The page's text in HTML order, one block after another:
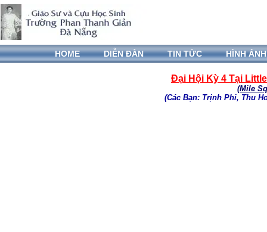
HOME DIỄN ĐÀN TIN TỨC HÌNH ẢNH
Đại Hội Kỳ 4 Tại
(Mile
(Các Bạn: Trịnh Phi, Thu